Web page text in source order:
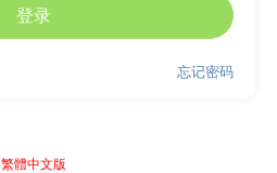
登录
忘记密码
繁體中文版